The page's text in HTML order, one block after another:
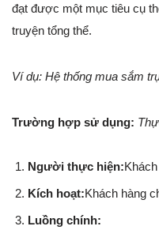
đạt được một mục tiêu cụ
truyện tổng thể.
Ví dụ: Hệ thống mua sắm
Trường hợp sử dụng:
Người thực hiện:
Kích hoạt:Khách hàng
Luồng chính: